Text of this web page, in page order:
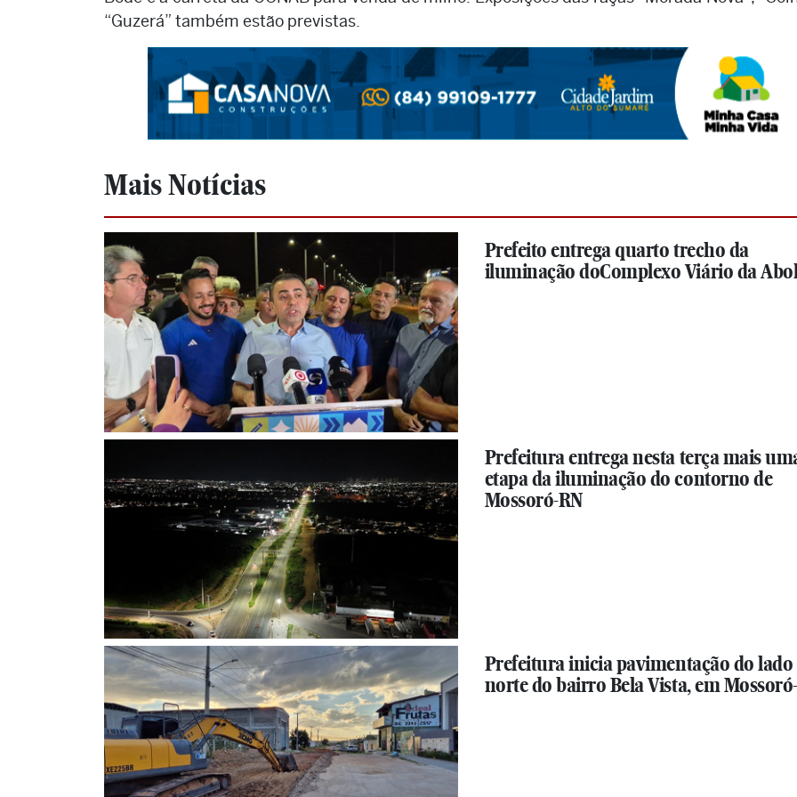
“Guzerá” também estão previstas.
Mais Notícias
Prefeito entrega quarto trecho da
iluminação doComplexo Viário da
Prefeitura entrega nesta terça mais
etapa da iluminação do contorno de
Mossoró-RN
Prefeitura inicia pavimentação do lado
norte do bairro Bela Vista, em